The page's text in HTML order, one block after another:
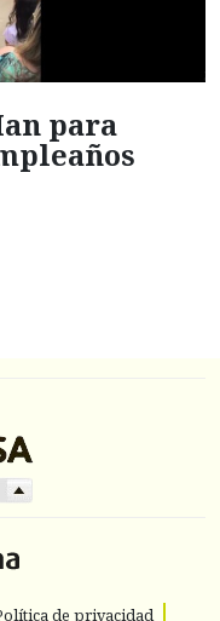
para
de privacidad